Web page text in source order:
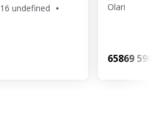
16 undefined
Olari
65869 590